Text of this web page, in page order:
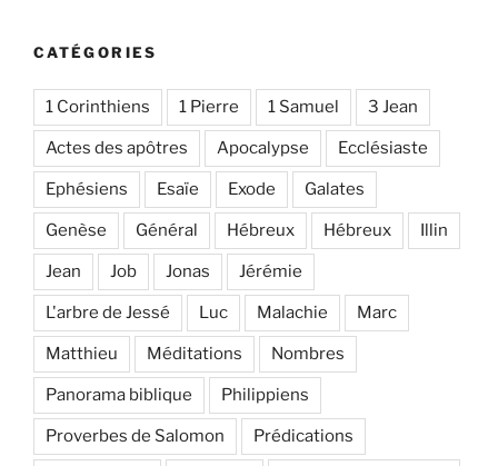
CATÉGORIES
1 Corinthiens 1 Pierre 1 Samuel 3 Jean
Actes des apôtres Apocalypse Ecclésiaste
Ephésiens Esaïe Exode Galates
Genèse Général Hébreux Hébreux Illin
Jean Job Jonas Jérémie
L'arbre de Jessé Luc Malachie Marc
Matthieu Méditations Nombres
Panorama biblique Philippiens
Proverbes de Salomon Prédications